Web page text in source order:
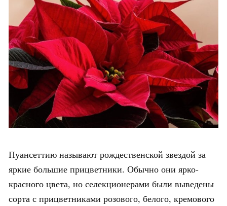
Пуансеттию называют рождественской звездой за
яркие большие прицветники. Обычно они ярко-
красного цвета, но селекционерами были выведены
сорта с прицветниками розового, белого, кремового